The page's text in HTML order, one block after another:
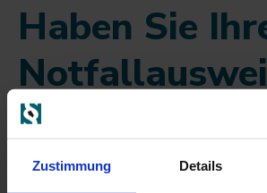
Zustimmung Details
Haben Sie
ins
gepackt?